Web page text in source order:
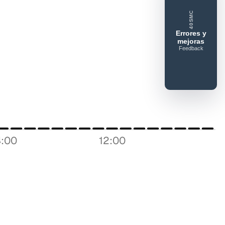
12:00
40SMC
Errores y
mejoras
Feedback